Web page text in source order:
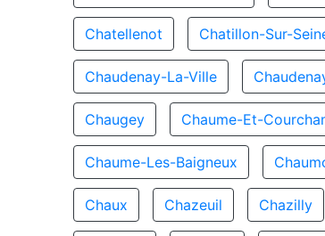
Chatellenot Chatillon-Sur-
Chaudenay-La-Ville
Chaugey Chaume-Et-
Chaume-Les-Baigneux
Chaux Chazeuil Chazilly